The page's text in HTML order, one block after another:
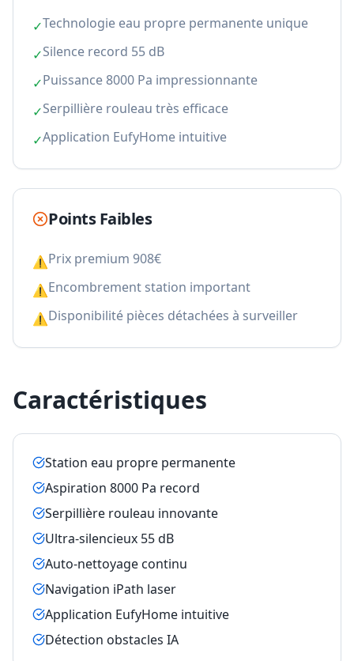
✓Technologie eau propre permanente unique
✓Silence record 55 dB
✓Puissance 8000 Pa impressionnante
✓Serpillière rouleau très efficace
✓Application EufyHome intuitive
Points Faibles
⚠Prix premium 908€
⚠Encombrement station important
⚠Disponibilité pièces détachées à surveiller
Caractéristiques
Station eau propre permanente
Aspiration 8000 Pa record
Serpillière rouleau innovante
Ultra-silencieux 55 dB
Auto-nettoyage continu
Navigation iPath laser
Application EufyHome intuitive
Détection obstacles IA